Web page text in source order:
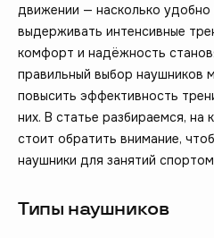
движении — насколько удобно
выдерживать интенсивные
комфорт и надёжность
правильный выбор наушников
повысить эффективность
них. В статье разбираемся, на
стоит обратить внимание,
наушники для занятий
Типы наушников